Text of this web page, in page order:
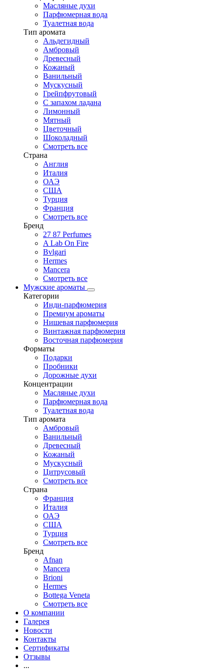
Масляные духи
Парфюмерная вода
Туалетная вода
Тип аромата
Альдегидный
Амбровый
Древесный
Кожаный
Ванильный
Мускусный
Грейпфрутовый
С запахом ладана
Лимонный
Мятный
Цветочный
Шоколадный
Смотреть все
Страна
Англия
Италия
ОАЭ
США
Турция
Франция
Смотреть все
Бренд
27 87 Perfumes
A Lab On Fire
Bvlgari
Hermes
Mancera
Смотреть все
Мужские ароматы
Категории
Инди-парфюмерия
Премиум ароматы
Нишевая парфюмерия
Винтажная парфюмерия
Восточная парфюмерия
Форматы
Подарки
Пробники
Дорожные духи
Концентрации
Масляные духи
Парфюмерная вода
Туалетная вода
Тип аромата
Амбровый
Ванильный
Древесный
Кожаный
Мускусный
Цитрусовый
Смотреть все
Страна
Франция
Италия
ОАЭ
США
Турция
Смотреть все
Бренд
Afnan
Mancera
Brioni
Hermes
Bottega Veneta
Смотреть все
О компании
Галерея
Новости
Контакты
Сертификаты
Отзывы
...